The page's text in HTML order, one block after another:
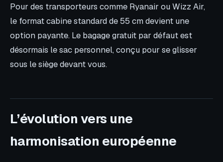
Pour des transporteurs comme Ryanair ou Wizz Air,
le format cabine standard de 55 cm devient une
option payante. Le bagage gratuit par défaut est
désormais le sac personnel, conçu pour se glisser
sous le siège devant vous.
L’évolution vers une
harmonisation européenne